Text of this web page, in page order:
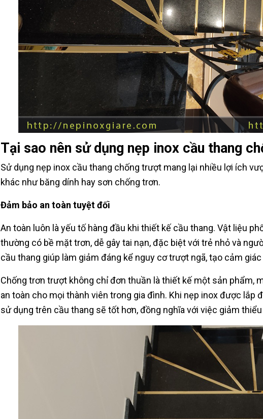
Tại sao nên sử dụng nẹp inox cầu thang
Sử dụng nẹp inox cầu thang chống trượt mang lại nhiều lợi ích
khác như băng dính hay sơn chống trơn.
Đảm bảo an toàn tuyệt đối
An toàn luôn là yếu tố hàng đầu khi thiết kế cầu thang. Vật liệu
thường có bề mặt trơn, dễ gây tai nạn, đặc biệt với trẻ nhỏ và
cầu thang giúp làm giảm đáng kể nguy cơ trượt ngã, tạo cảm
Chống trơn trượt không chỉ đơn thuần là thiết kế một sản phẩm,
an toàn cho mọi thành viên trong gia đình. Khi nẹp inox được lắp
sử dụng trên cầu thang sẽ tốt hơn, đồng nghĩa với việc giảm